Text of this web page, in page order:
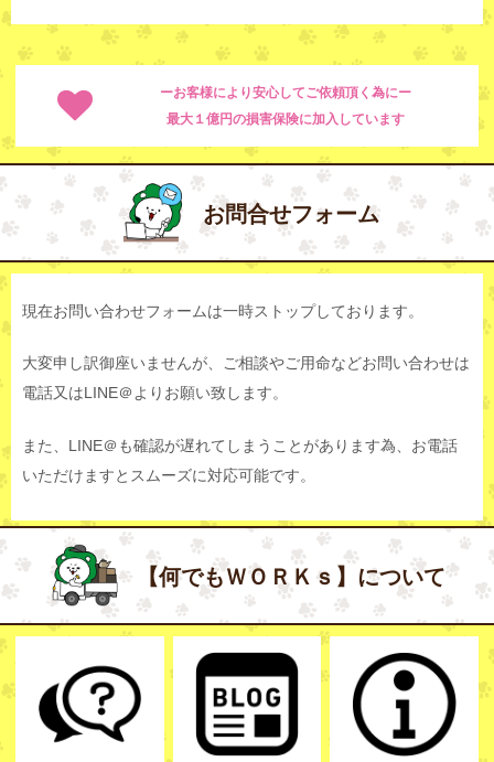
ーお客様により安心してご依頼頂く為にー
最大１億円の損害保険に加入しています
お問合せフォーム
現在お問い合わせフォームは一時ストップしております。
大変申し訳御座いませんが、ご相談やご用命などお問い合わせは
電話又はLINE＠よりお願い致します。
また、LINE＠も確認が遅れてしまうことがあります為、お電話
いただけますとスムーズに対応可能です。
【何でもＷＯＲＫｓ】について